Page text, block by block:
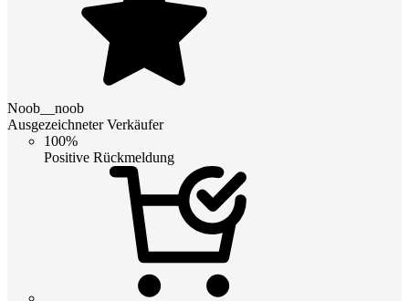
Noob__noob
Ausgezeichneter Verkäufer
100%
Positive Rückmeldung